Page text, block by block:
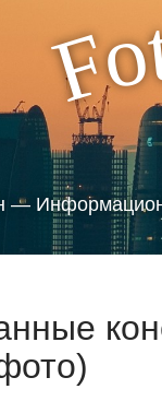
Fo
—